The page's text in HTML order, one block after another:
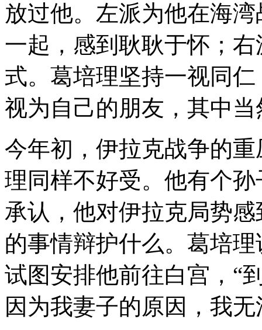
放过他。左派为他在海
一起，感到耿耿于怀；
式。葛培理坚持一视同
视为自己的朋友，其中
今年初，伊拉克战争的
理同样不好受。他有个
承认，他对伊拉克局势
的事情辩护什么。葛培
试图安排他前往白宫，“
因为我妻子的原因，我